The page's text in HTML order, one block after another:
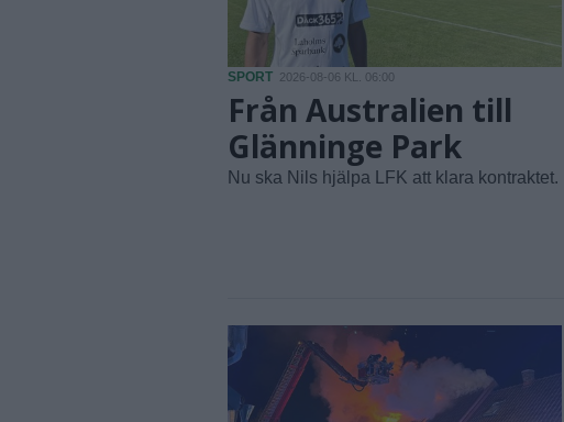
SPORT 2026-08-06 KL. 06:00
Från Australien till
Glänninge Park
Nu ska Nils hjälpa LFK att klara kontraktet.